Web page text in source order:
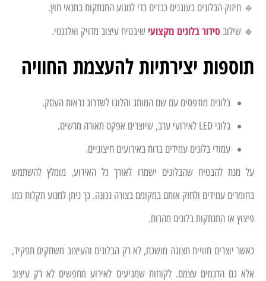
🔹 חיזוק הבלונים בעוגנים כבדים כדי למנוע התנתקות בתנאי חוץ.
🔹 שילוב סידור בלונים מקצועי שיבטיח עיצוב מדויק ואלגנטי.
תוספות יצירתיות להעצמת החוויה
בלונים מודפסים עם שם המותג והלוגו לשדרוג נראות העסק.
בלוני LED לאירועי ערב, שיוצרים אפקט תאורה מרשים.
עמודי בלונים עמידים ברוח באירועים חיצוניים.
על מנת להבטיח שהבלונים ישמרו לאורך כל האירוע, מומלץ להשתמש
בחומרים עמידים ולחזק אותם במקומם בצורה נכונה. כך ניתן למנוע תקלות כמו
פיצוץ או התנתקות בלונים מהרוח.
כאשר יוצרים חוויית תצוגה מושכת, לא רק הבלונים והעיצוב משחקים תפקיד,
אלא גם הדגמים עצמם. לקוחות שמגיעים לאירוע מחפשים לא רק עיצוב